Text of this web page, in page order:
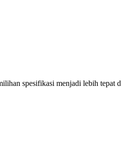
spesifikasi menjadi lebih tepat